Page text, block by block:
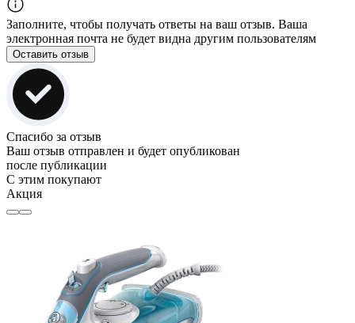
Заполните, чтобы получать ответы на ваш отзыв. Ваша
электронная почта не будет видна другим пользователям
Оставить отзыв
Спасибо за отзыв
Ваш отзыв отправлен и будет опубликован
после публикации
С этим покупают
Акция